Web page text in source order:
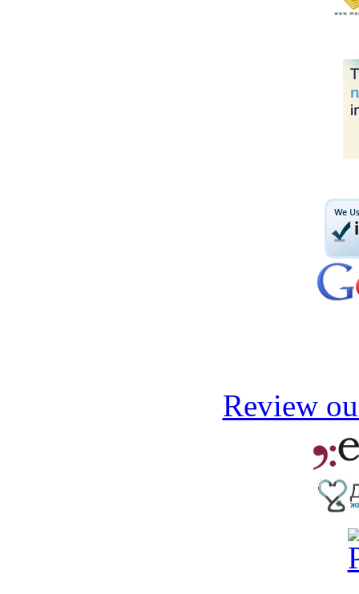
Review